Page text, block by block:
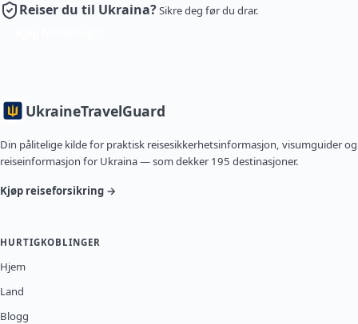
Reiser du til Ukraina?Sikre deg før du drar.
UkraineTravelGuard
Din pålitelige kilde for praktisk reisesikkerhetsinformasjon, visumguider og
reiseinformasjon for Ukraina — som dekker 195 destinasjoner.
Kjøp reiseforsikring →
HURTIGKOBLINGER
Hjem
Land
Blogg